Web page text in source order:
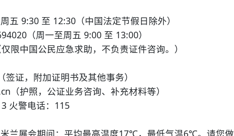
9:30 至 12:30（中国法定节假日除外）
（周一至周五 9:00 至 13:00）
中国公民应急求助，不负责证件咨询。）
证，附加证明书及其他事务）
护照，公证业务咨询、补充材料等）
火警电话：115
展会期间：平均最高温度17℃，最低气温6℃。请您做